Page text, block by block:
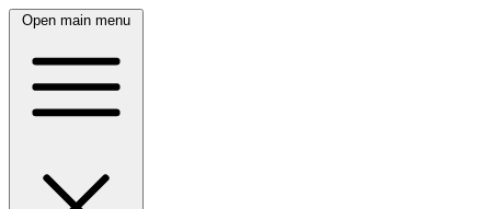
Open main menu